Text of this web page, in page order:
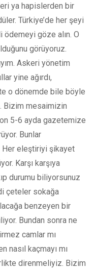
ya hapislerden bir
Türkiye’de her şeyi
göze alın. O
görüyoruz.
Askeri yönetim
yine ağırdı,
o dönemde bile böyle
Bizim mesaimizin
5-6 ayda gazetemize
Bunlar
Her eleştiriyi şikayet
Karşı karşıya
durumu biliyorsunuz
çeteler sokağa
benzeyen bir
Bundan sonra ne
camlar mı
nasıl kaçmayı mı
direnmeliyiz. Bizim